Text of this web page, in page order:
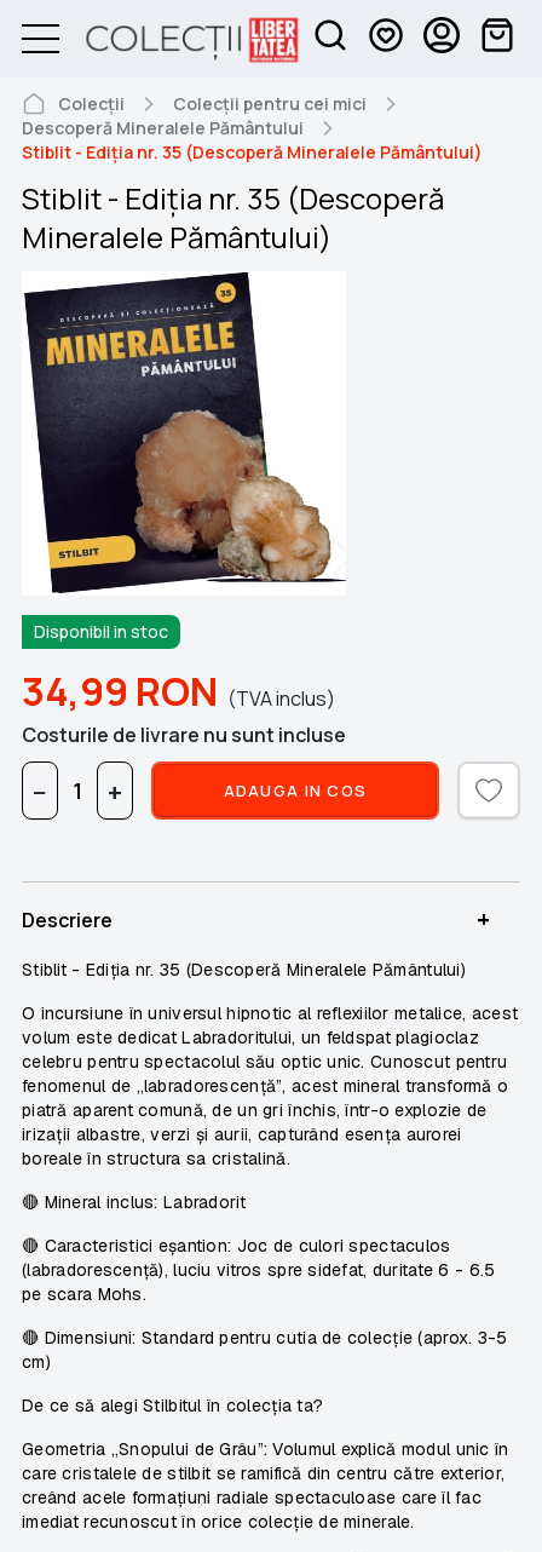
Colecții
Colecții pentru cei mici
Descoperă Mineralele Pământului
Stiblit - Ediția nr. 35 (Descoperă Mineralele Pământului)
Stiblit - Ediția nr. 35 (Descoperă
Mineralele Pământului)
Disponibil in stoc
34,99 RON (TVA inclus)
Costurile de livrare nu sunt incluse
− + ADAUGA IN COS
Descriere +
Stiblit - Ediția nr. 35 (Descoperă Mineralele Pământului)
O incursiune în universul hipnotic al reflexiilor metalice, acest
volum este dedicat Labradoritului, un feldspat plagioclaz
celebru pentru spectacolul său optic unic. Cunoscut pentru
fenomenul de „labradorescență”, acest mineral transformă o
piatră aparent comună, de un gri închis, într-o explozie de
irizații albastre, verzi și aurii, capturând esența aurorei
boreale în structura sa cristalină.
🔴 Mineral inclus: Labradorit
🔴 Caracteristici eșantion: Joc de culori spectaculos
(labradorescență), luciu vitros spre sidefat, duritate 6 - 6.5
pe scara Mohs.
🔴 Dimensiuni: Standard pentru cutia de colecție (aprox. 3-5
cm)
De ce să alegi Stilbitul în colecția ta?
Geometria „Snopului de Grâu”: Volumul explică modul unic în
care cristalele de stilbit se ramifică din centru către exterior,
creând acele formațiuni radiale spectaculoase care îl fac
imediat recunoscut în orice colecție de minerale.